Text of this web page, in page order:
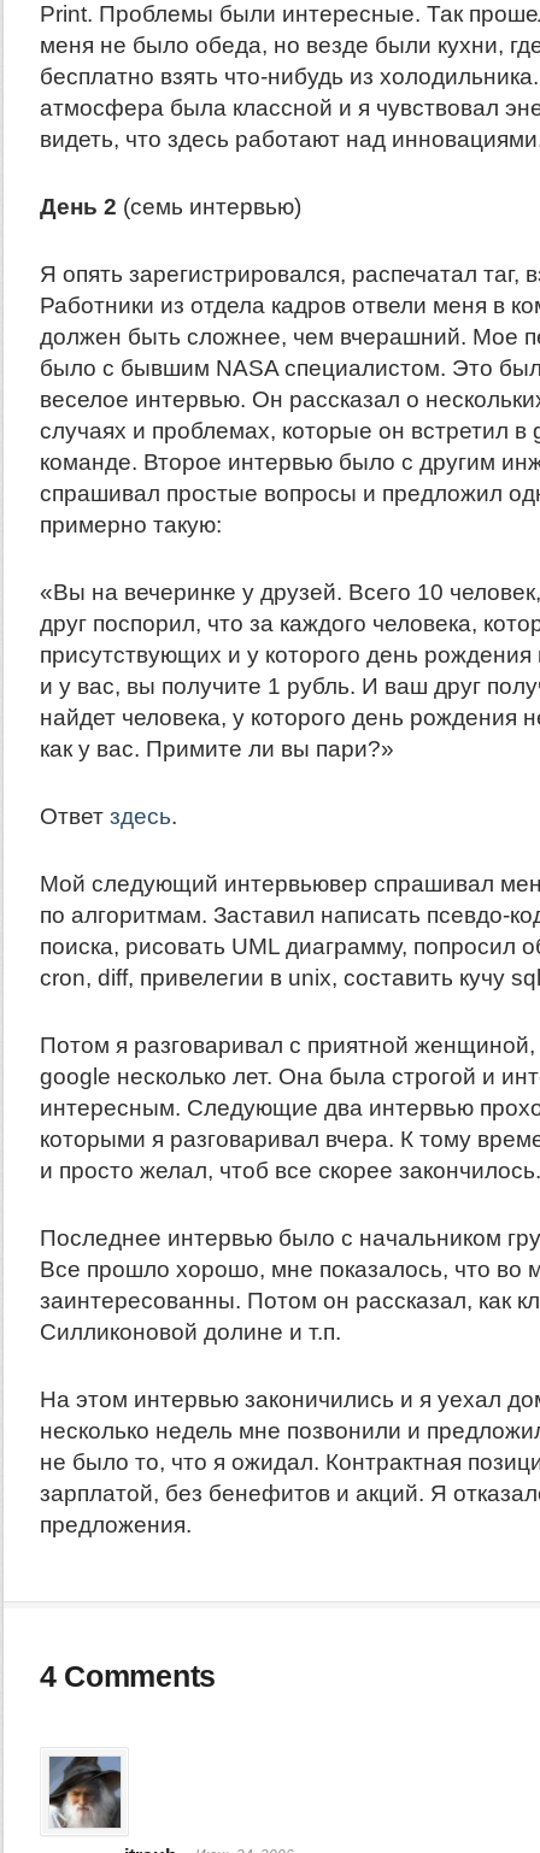
Print. Проблемы были интересные. Так
меня не было обеда, но везде были кухни,
бесплатно взять что-нибудь из
атмосфера была классной и я чувствовал
видеть, что здесь работают над
День 2 (семь интервью)
Я опять зарегистрировался, распечатал таг,
Работники из отдела кадров отвели меня в
должен быть сложнее, чем вчерашний. Мое
было с бывшим NASA специалистом. Это
веселое интервью. Он рассказал о
случаях и проблемах, которые он встретил в
команде. Второе интервью было с другим
спрашивал простые вопросы и предложил
примерно такую:
«Вы на вечеринке у друзей. Всего 10
друг поспорил, что за каждого человека,
присутствующих и у которого день
и у вас, вы получите 1 рубль. И ваш друг
найдет человека, у которого день рождения
как у вас. Примите ли вы пари?»
Ответ здесь.
Мой следующий интервьювер спрашивал
по алгоритмам. Заставил написать псевдо-
поиска, рисовать UML диаграмму, попросил
cron, diff, привелегии в unix, составить кучу
Потом я разговаривал с приятной женщиной,
google несколько лет. Она была строгой и
интересным. Следующие два интервью
которыми я разговаривал вчера. К тому
и просто желал, чтоб все скорее закончилось.
Последнее интервью было с начальником
Все прошло хорошо, мне показалось, что во
заинтересованны. Потом он рассказал, как
Силликоновой долине и т.п.
На этом интервью законичились и я уехал
несколько недель мне позвонили и
не было то, что я ожидал. Контрактная
зарплатой, без бенефитов и акций. Я
предложения.
4 Comments